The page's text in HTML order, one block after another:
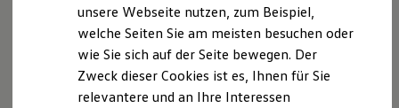
Nachhaltigkeit
Technologie
Kosten und Kauf
Kaufoptionen
E-Auto-Förderung
Fahrzeugangebot anfordern
unsere Webseite nutzen, zum Beispiel,
welche Seiten Sie am meisten besuchen oder
wie Sie sich auf der Seite bewegen. Der
Zweck dieser Cookies ist es, Ihnen für Sie
relevantere und an Ihre Interessen